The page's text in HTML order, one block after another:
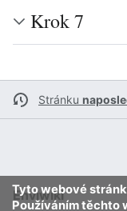
Krok 7
Stránku
Tyto webové
Používáním těchto
Enviwiki